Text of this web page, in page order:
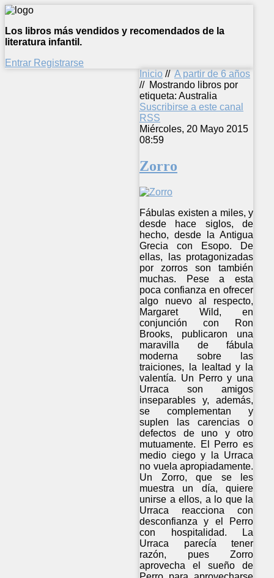
Los libros más vendidos y recomendados de la
literatura infantil.
Entrar Registrarse
Inicio // A partir de 6 años
// Mostrando libros por
etiqueta: Australia
Suscribirse a este canal
RSS
Miércoles, 20 Mayo 2015
08:59
Zorro
Fábulas existen a miles, y
desde hace siglos, de
hecho, desde la Antigua
Grecia con Esopo. De
ellas, las protagonizadas
por zorros son también
muchas. Pese a esta
poca confianza en ofrecer
algo nuevo al respecto,
Margaret Wild, en
conjunción con Ron
Brooks, publicaron una
maravilla de fábula
moderna sobre las
traiciones, la lealtad y la
valentía. Un Perro y una
Urraca son amigos
inseparables y, además,
se complementan y
suplen las carencias o
defectos de uno y otro
mutuamente. El Perro es
medio ciego y la Urraca
no vuela apropiadamente.
Un Zorro, que se les
muestra un día, quiere
unirse a ellos, a lo que la
Urraca reacciona con
desconfianza y el Perro
con hospitalidad. La
Urraca parecía tener
razón, pues Zorro
aprovecha el sueño de